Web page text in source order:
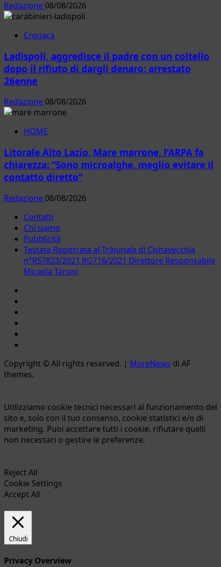
Redazione 08/08/2026
Cronaca
Ladispoli, aggredisce il padre con un coltello
dopo il rifiuto di dargli denaro: arrestato
26enne
Redazione 08/08/2026
HOME
Litorale Alto Lazio. Mare marrone, l’ARPA fa
chiarezza: “Sono microalghe, meglio evitare il
contatto diretto”
Redazione 08/08/2026
Contatti
Chi siamo
Pubblicità
Testata Registrata al Tribunale di Civitavecchia
n°RS7823/2021 RG716/2021 Direttore Responsabile
Micaela Taroni
Naturale
Bracciano-
Copyright © All rights reserved. | MoreNews di AF
themes.
Utilizziamo cookie tecnici necessari al funzionamento del
sito e, solo con il tuo consenso, cookie statistici e/o di
marketing. Puoi accettare tutti i cookie, rifiutare quelli
non necessari o gestire le preferenze.
Reject All
Cookie Settings
Accept All
Chiudi
Privacy Overview